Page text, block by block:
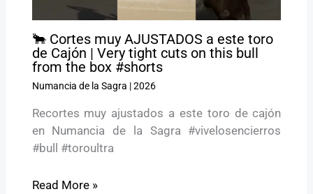
🐂 Cortes muy AJUSTADOS a este toro
de Cajón | Very tight cuts on this bull
from the box #shorts
Numancia de la Sagra |2026
Recortes muy ajustados a este toro de cajón
en Numancia de la Sagra #vivelosencierros
#bull #toroultra
Read More »